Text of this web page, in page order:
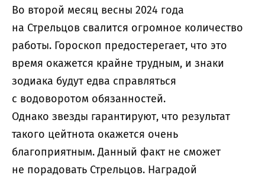
Во второй месяц весны 2024 года
на Стрельцов свалится огромное количество
работы. Гороскоп предостерегает, что это
время окажется крайне трудным, и знаки
зодиака будут едва справляться
с водоворотом обязанностей.
Однако звезды гарантируют, что результат
такого цейтнота окажется очень
благоприятным. Данный факт не сможет
не порадовать Стрельцов. Наградой